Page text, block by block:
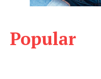
Popular